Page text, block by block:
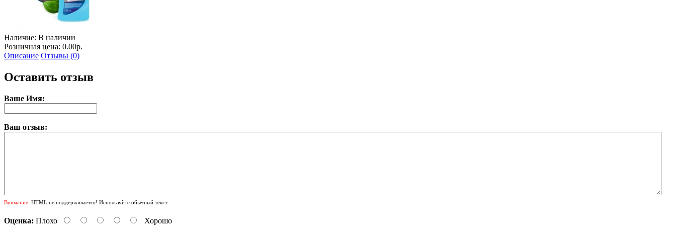
Наличие: В наличии
Розничная цена: 0.00р.
Описание Отзывы (0)
Оставить отзыв
Ваше Имя:
Ваш отзыв:
Внимание: HTML не поддерживается! Используйте обычный текст.
Оценка: Плохо Хорошо